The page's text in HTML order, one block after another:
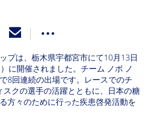
プは、栃木県宇都宮市にて10月13日
に開催されました。チーム ノボ ノ
8回連続の出場です。レースでのチ
スクの選手の活躍とともに、日本の糖
方々のために行った疾患啓発活動を